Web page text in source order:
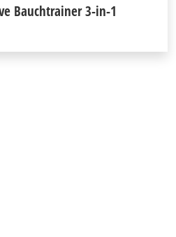
Bauchtrainer 3-in-1